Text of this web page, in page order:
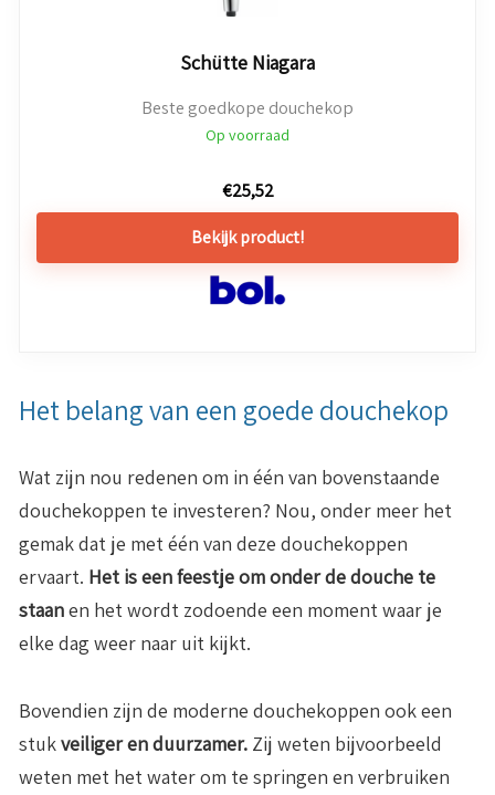
Schütte Niagara
Beste goedkope douchekop
Op voorraad
€25,52
Bekijk product!
Het belang van een goede douchekop
Wat zijn nou redenen om in één van bovenstaande
douchekoppen te investeren? Nou, onder meer het
gemak dat je met één van deze douchekoppen
ervaart. Het is een feestje om onder de douche te
staanen het wordt zodoende een moment waar je
elke dag weer naar uit kijkt.
Bovendien zijn de moderne douchekoppen ook een
stukveiliger en duurzamer. Zij weten bijvoorbeeld
weten met het water om te springen en verbruiken